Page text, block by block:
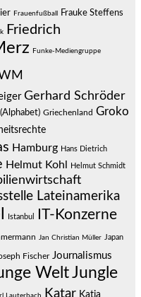
Frauenfußball Frauke Steffens
Friedrich
Funke-Mediengruppe
Gerhard Schröder
Griechenland Groko
Hamburg Hans Dietrich
Helmut Kohl Helmut Schmidt
Lateinamerika
Istanbul IT-Konzerne
Jan Christian Müller Japan
Fischer Journalismus
WeltJungle
Lauterbach Katar Katja